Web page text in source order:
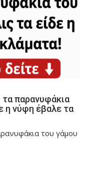
τα παρανυφάκια
η νύφη έβαλε τα
του γάμου